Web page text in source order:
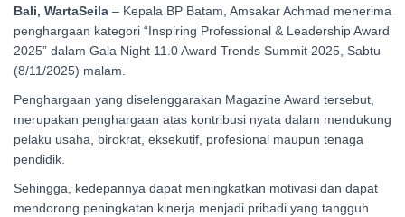
Bali, WartaSeila – Kepala BP Batam, Amsakar Achmad menerima
penghargaan kategori “Inspiring Professional & Leadership Award
2025” dalam Gala Night 11.0 Award Trends Summit 2025, Sabtu
(8/11/2025) malam.
Penghargaan yang diselenggarakan Magazine Award tersebut,
merupakan penghargaan atas kontribusi nyata dalam mendukung
pelaku usaha, birokrat, eksekutif, profesional maupun tenaga
pendidik.
Sehingga, kedepannya dapat meningkatkan motivasi dan dapat
mendorong peningkatan kinerja menjadi pribadi yang tangguh